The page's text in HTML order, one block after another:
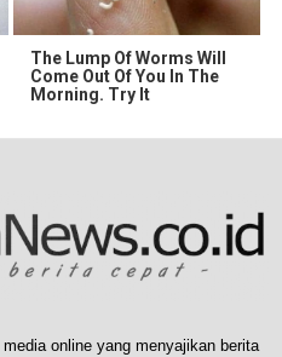
The Lump Of Worms Will
Come Out Of You In The
Morning. Try It
online yang menyajikan berita